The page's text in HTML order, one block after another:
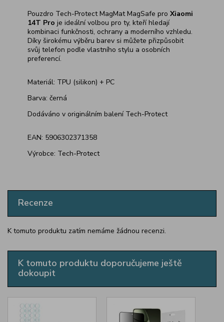
Pouzdro Tech-Protect MagMat MagSafe pro Xiaomi
14T Pro je ideální volbou pro ty, kteří hledají
kombinaci funkčnosti, ochrany a moderního vzhledu.
Díky širokému výběru barev si můžete přizpůsobit
svůj telefon podle vlastního stylu a osobních
preferencí.
Materiál: TPU (silikon) + PC
Barva: černá
Dodáváno v originálním balení Tech-Protect
EAN: 5906302371358
Výrobce: Tech-Protect
Recenze
K tomuto produktu zatím nemáme žádnou recenzi.
K tomuto produktu doporučujeme ještě
dokoupit